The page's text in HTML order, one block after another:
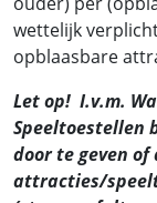
wettelijk
opblaasbare
Let op! I.v.m.
Speeltoestellen
door te geven
attracties/